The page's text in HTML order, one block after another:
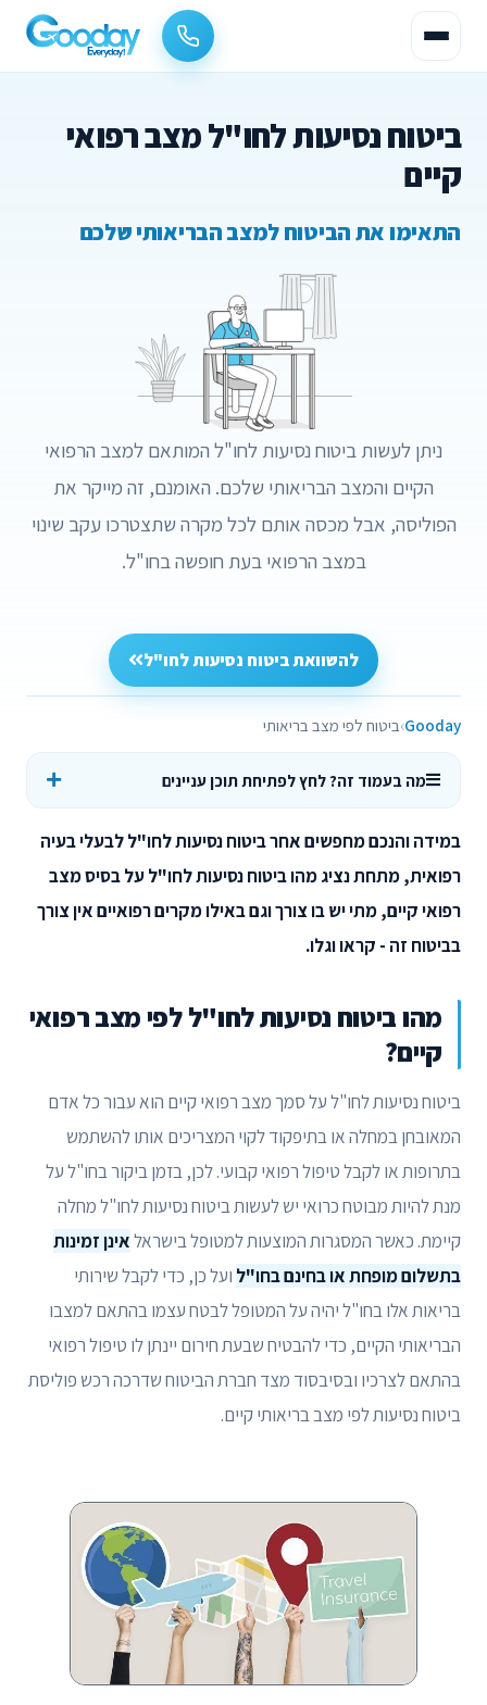
ביטוח נסיעות לחו"ל מצב רפואי
קיים
התאימו את הביטוח למצב הבריאותי שלכם
ניתן לעשות ביטוח נסיעות לחו"ל המותאם למצב הרפואי
הקיים והמצב הבריאותי שלכם. האומנם, זה מייקר את
הפוליסה, אבל מכסה אותם לכל מקרה שתצטרכו עקב שינוי
במצב הרפואי בעת חופשה בחו"ל.
להשוואת ביטוח נסיעות לחו"ל
Gooday ביטוח לפי מצב בריאותי
מה בעמוד זה? לחץ לפתיחת תוכן עניינים
במידה והנכם מחפשים אחר ביטוח נסיעות לחו"ל לבעלי בעיה
רפואית, מתחת נציג מהו ביטוח נסיעות לחו"ל על בסיס מצב
רפואי קיים, מתי יש בו צורך וגם באילו מקרים רפואיים אין צורך
בביטוח זה - קראו וגלו.
מהו ביטוח נסיעות לחו"ל לפי מצב רפואי
קיים?
ביטוח נסיעות לחו"ל על סמך מצב רפואי קיים הוא עבור כל אדם
המאובחן במחלה או בתיפקוד לקוי המצריכים אותו להשתמש
בתרופות או לקבל טיפול רפואי קבועי. לכן, בזמן ביקור בחו"ל על
מנת להיות מבוטח כרואי יש לעשות ביטוח נסיעות לחו"ל מחלה
קיימת. כאשר המסגרות המוצעות למטופל בישראלאינן זמינות
בתשלום מופחת או בחינם בחו"ל ועל כן, כדי לקבל שירותי
בריאות אלו בחו"ל יהיה על המטופל לבטח עצמו בהתאם למצבו
הבריאותי הקיים, כדי להבטיח שבעת חירום יינתן לו טיפול רפואי
בהתאם לצרכיו ובסיבסוד מצד חברת הביטוח שדרכה רכש פוליסת
ביטוח נסיעות לפי מצב בריאותי קיים.